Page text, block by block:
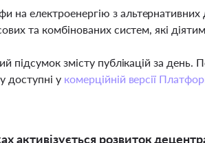
на електроенергію з
та комбінованих систем, які
підсумок змісту публікацій за
доступні у комерційній версії
активізується розвиток